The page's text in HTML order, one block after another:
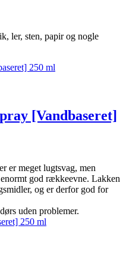
ler, sten, papir og nogle
[Vandbaseret]
er meget lugtsvag, men
god rækkeevne. Lakken
og er derfor god for
uden problemer.